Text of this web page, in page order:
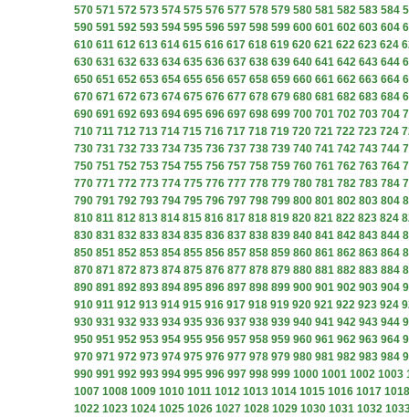
570 571 572 573 574 575 576 577 578 579 580 581 582 583 584
590 591 592 593 594 595 596 597 598 599 600 601 602 603 604
610 611 612 613 614 615 616 617 618 619 620 621 622 623 624
630 631 632 633 634 635 636 637 638 639 640 641 642 643 644
650 651 652 653 654 655 656 657 658 659 660 661 662 663 664
670 671 672 673 674 675 676 677 678 679 680 681 682 683 684
690 691 692 693 694 695 696 697 698 699 700 701 702 703 704
710 711 712 713 714 715 716 717 718 719 720 721 722 723 724
730 731 732 733 734 735 736 737 738 739 740 741 742 743 744
750 751 752 753 754 755 756 757 758 759 760 761 762 763 764
770 771 772 773 774 775 776 777 778 779 780 781 782 783 784
790 791 792 793 794 795 796 797 798 799 800 801 802 803 804
810 811 812 813 814 815 816 817 818 819 820 821 822 823 824
830 831 832 833 834 835 836 837 838 839 840 841 842 843 844
850 851 852 853 854 855 856 857 858 859 860 861 862 863 864
870 871 872 873 874 875 876 877 878 879 880 881 882 883 884
890 891 892 893 894 895 896 897 898 899 900 901 902 903 904
910 911 912 913 914 915 916 917 918 919 920 921 922 923 924
930 931 932 933 934 935 936 937 938 939 940 941 942 943 944
950 951 952 953 954 955 956 957 958 959 960 961 962 963 964
970 971 972 973 974 975 976 977 978 979 980 981 982 983 984
990 991 992 993 994 995 996 997 998 999 1000 1001 1002 1003
1007 1008 1009 1010 1011 1012 1013 1014 1015 1016 1017 1018
1022 1023 1024 1025 1026 1027 1028 1029 1030 1031 1032